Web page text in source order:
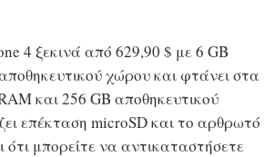
4 ξεκινά από 629,90 $ με 6 GB
χώρου και φτάνει στα
και 256 GB αποθηκευτικού
επέκταση microSD και το αρθρωτό
ότι μπορείτε να αντικαταστήσετε